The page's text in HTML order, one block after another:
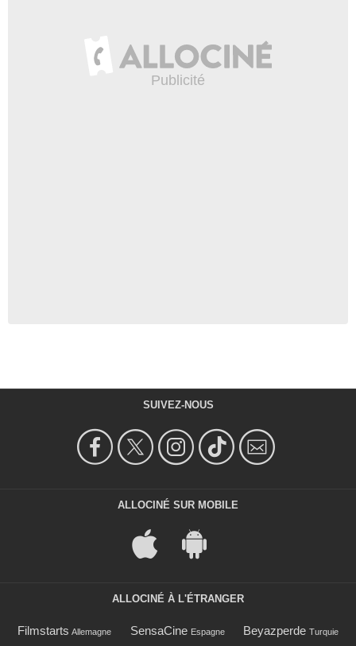
SUIVEZ-NOUS
ALLOCINÉ SUR MOBILE
ALLOCINÉ À L'ÉTRANGER
Filmstarts Allemagne SensaCine Espagne Beyazperde Turquie